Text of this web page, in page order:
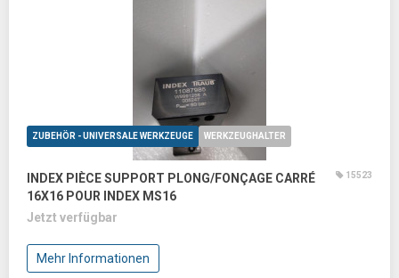
ZUBEHÖR - UNIVERSALE WERKZEUGE WERKZEUGHALTER
INDEX PIÈCE SUPPORT PLONG/FONÇAGE CARRÉ
16X16 POUR INDEX MS16
15523
Jetzt verfügbar
Mehr Informationen